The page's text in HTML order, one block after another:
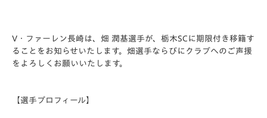
V・ファーレン長崎は、畑 潤基選手が、栃木SCに期限付き移籍す
ることをお知らせいたします。畑選手ならびにクラブへのご声援
をよろしくお願いいたします。
【選手プロフィール】